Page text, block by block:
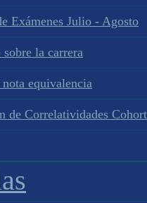
Exámenes Julio - Agosto
la carrera
equivalencia
de Correlatividades